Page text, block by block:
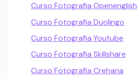
Curso Fotografia Openenglish
Curso Fotografia Duolingo
Curso Fotografia Youtube
Curso Fotografia Skillshare
Curso Fotografia Crehana